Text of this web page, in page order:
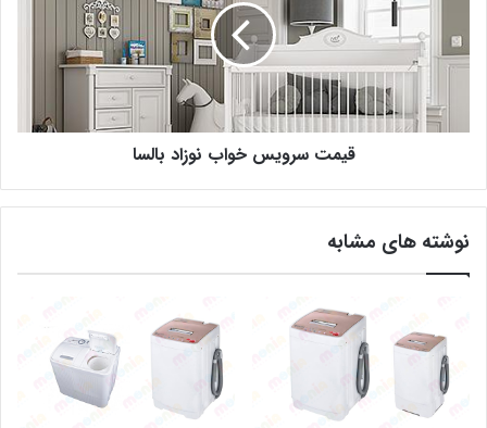
قیمت سرویس خواب نوزاد بالسا
نوشته های مشابه